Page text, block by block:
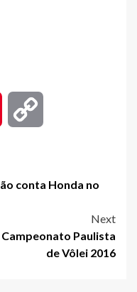
Pinterest
conta Honda no
Next
Paulista
de Vôlei 2016